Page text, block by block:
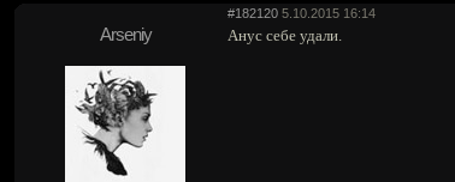
#182120 5.10.2015 16:14
Arseniy Анус себе удали.